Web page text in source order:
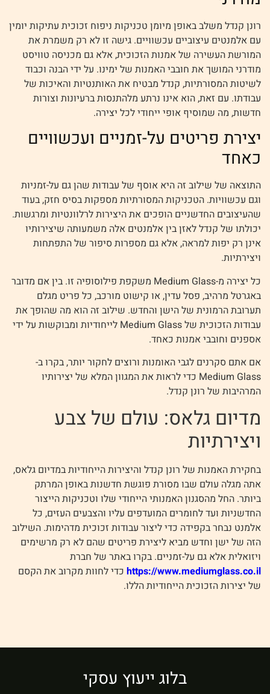
רונן קנדל משלב באופן מיומן טכניקות ניפוח זכוכית עתיקות יומין
עם אלמנטים עיצוביים עכשוויים. גישה זו לא רק משמרת את
המורשת העשירה של אמנות הזכוכית, אלא גם מכניסה טוויסט
מודרני המושך את חובבי האמנות של ימינו. על ידי הבנה וכבוד
לשיטות המסורתיות, קנדל מבטיח את האותנטיות והאיכות של
עבודתו. עם זאת, הוא אינו נרתע מלהתנסות ברעיונות וצורות
חדשות, מה שמוסיף אופי ייחודי לכל יצירה.
יצירת פריטים על-זמניים ועכשוויים
כאחד
התוצאה של שילוב זה היא אוסף של עבודות שהן גם על-זמניות
וגם עכשוויות. הטכניקות המסורתיות מספקות בסיס חזק, בעוד
שהעיצובים החדשניים הופכים את היצירות לרלוונטיות ומרגשות.
יכולתו של קנדל לאזן בין אלמנטים אלה משמעותה שיצירותיו
אינן רק יפות למראה, אלא גם מספרות סיפור של התפתחות
ויצירתיות.
כל יצירה מ-Medium Glass משקפת פילוסופיה זו. בין אם מדובר
באגרטל מרהיב, פסל עדין, או קישוט מורכב, כל פריט מגלם
תערובת הרמונית של הישן והחדש. שילוב זה הוא מה שהופך את
עבודות הזכוכית של Medium Glass לייחודיות ומבוקשות על ידי
אספנים וחובבי אמנות כאחד.
אם אתם סקרנים לגבי האומנות ורוצים לחקור יותר, בקרו ב-
Medium Glass כדי לראות את המגוון המלא של יצירותיו
המרהיבות של רונן קנדל.
מדיום גלאס: עולם של צבע
ויצירתיות
בחקירת האמנות של רונן קנדל והיצירות הייחודיות במדיום גלאס,
אתה מגלה עולם שבו מסורת פוגשת חדשנות באופן המרתק
ביותר. החל מהסגנון האמנותי הייחודי שלו וטכניקות הייצור
החדשניות ועד לחומרים המועדפים עליו והצבעים העזים, כל
אלמנט נבחר בקפידה כדי ליצור עבודות זכוכית מדהימות. השילוב
הזה של ישן וחדש מביא ליצירת פריטים שהם לא רק מרשימים
ויזואלית אלא גם על-זמניים. בקרו באתר של חברת
https://www.mediumglass.co.il כדי לחוות מקרוב את הקסם
של יצירות הזכוכית הייחודיות הללו.
בלוג ייעוץ עסקי